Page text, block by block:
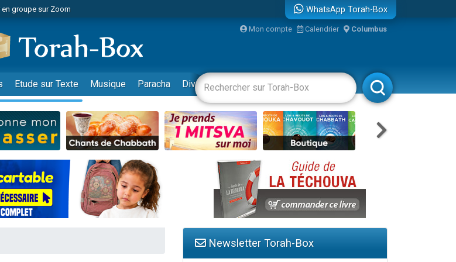
groupe sur Zoom
sur WhatsApp
sur WhatsApp
un don pour Reloger Rivka, 6 enfants, victime de violences...
don pour 1 Journée de Vacances Pour les Enfants
une bénédiction
sur WhatsApp
groupe sur Zoom
sur WhatsApp
sur WhatsApp
WhatsApp Torah-Box
Mon compte Calendrier Columbus
Etude sur Texte Musique Paracha Divertissements Livres Rabbanim
Newsletter Torah-Box